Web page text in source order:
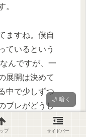
。
ますね。僕自
ているという
んですが、一
展開は決めて
中で少しずつ
ブレがどうし
しまったので
プ サイドバー
🌙 暗く